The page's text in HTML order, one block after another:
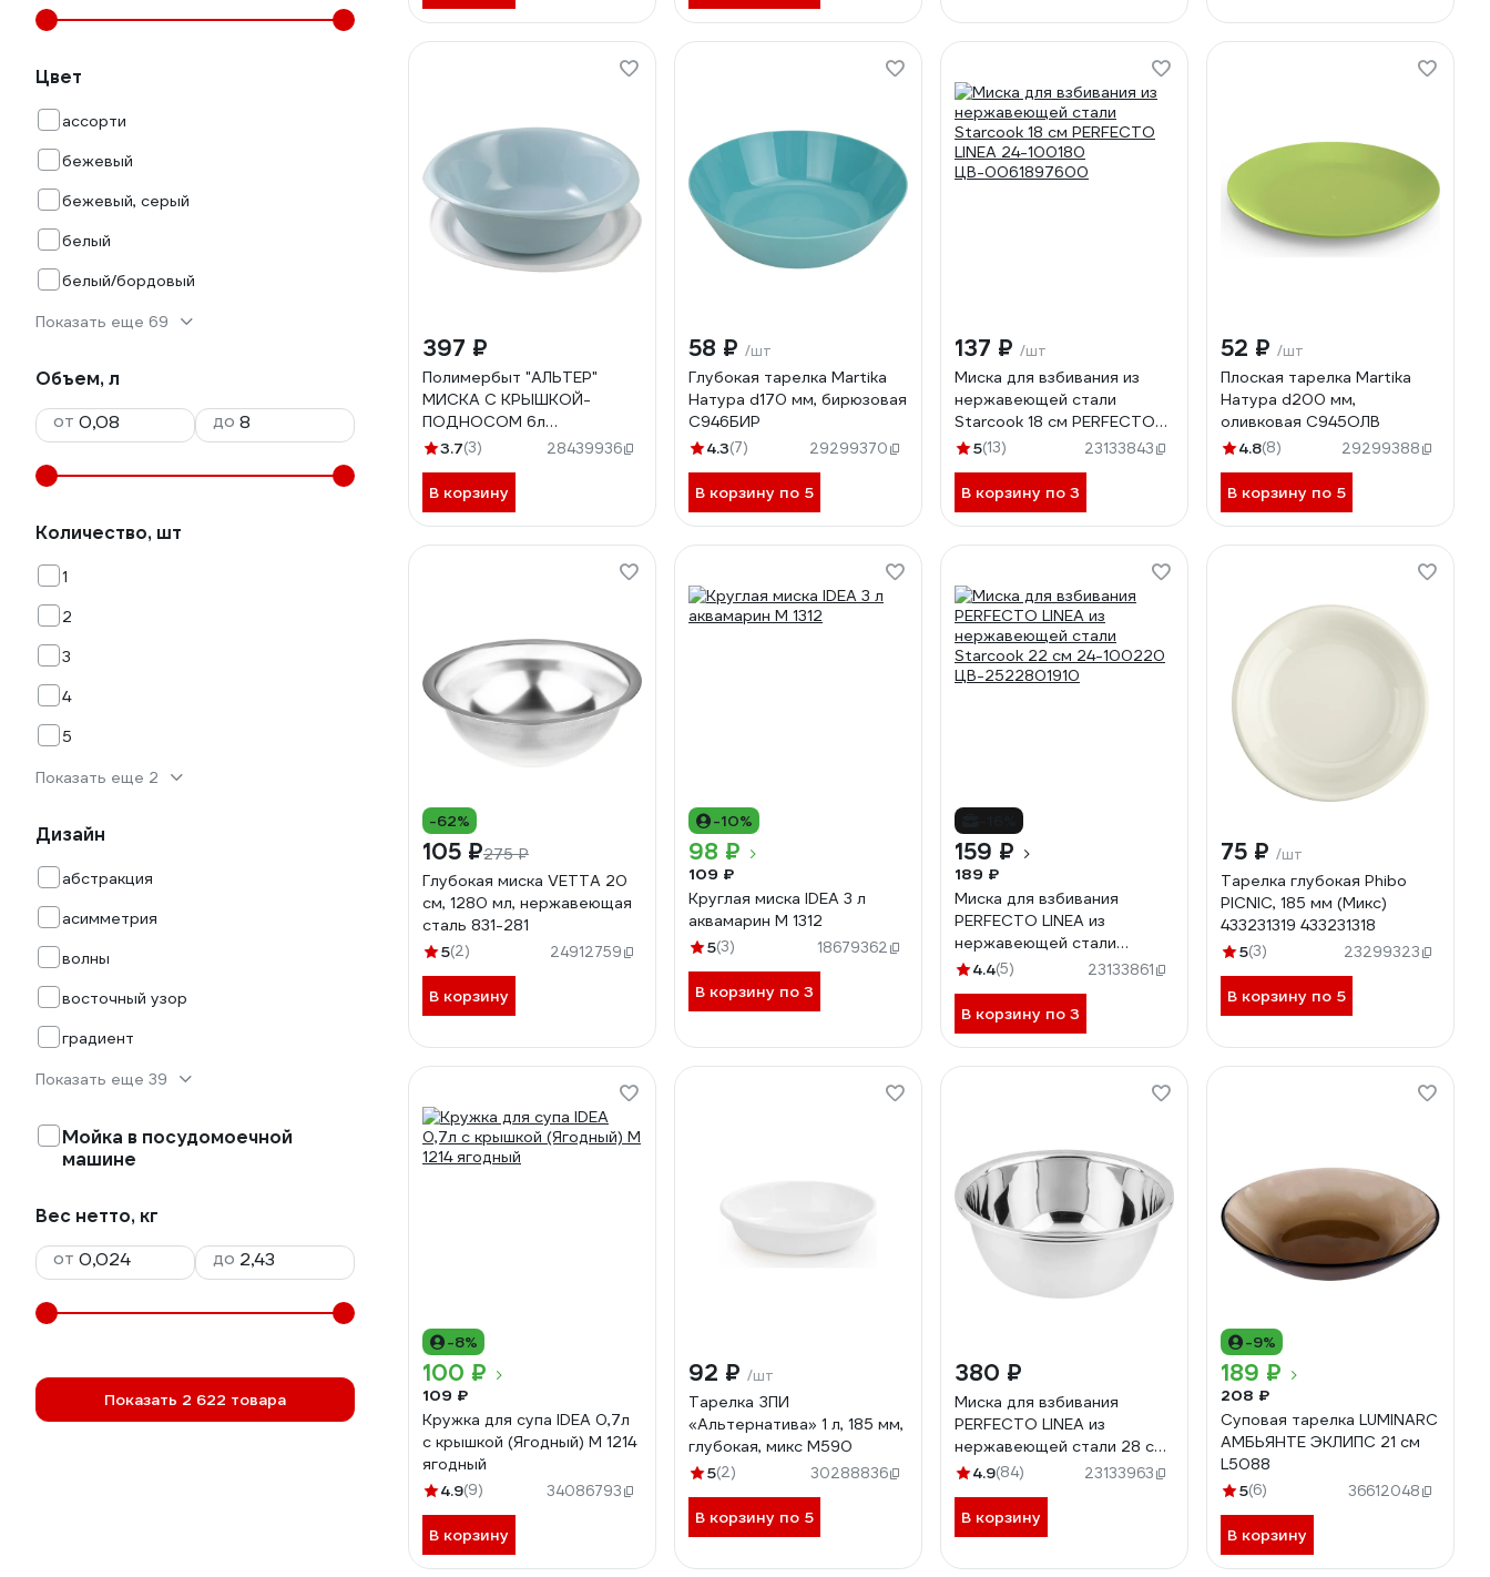
Цвет
ассорти
бежевый
бежевый, серый
белый
белый/бордовый
Показать еще 69
Объем, л
от
до
Количество, шт
1
2
3
4
5
Показать еще 2
Дизайн
абстракция
асимметрия
волны
восточный узор
градиент
Показать еще 39
Мойка в посудомоечной
машине
Вес нетто, кг
от
до
Показать 2 622 товара
397 ₽
Полимербыт "АЛЬТЕР"
МИСКА С КРЫШКОЙ-
ПОДНОСОМ 6л
ПОЛИМЕРБЫТ 433980100
3.7(3) 28439936
В корзину
58 ₽ /шт
Глубокая тарелка Martika
Натура d170 мм, бирюзовая
С946БИР
4.3(7) 29299370
В корзину по 5
137 ₽ /шт
Миска для взбивания из
нержавеющей стали
Starcook 18 см PERFECTO
LINEA 24-100180
5(13) 23133843
В корзину по 3
52 ₽ /шт
Плоская тарелка Martika
Натура d200 мм,
оливковая С945ОЛВ
4.8(8) 29299388
В корзину по 5
-62%
105 ₽275 ₽
Глубокая миска VETTA 20
см, 1280 мл, нержавеющая
сталь 831-281
5(2) 24912759
В корзину
-10%
98 ₽
109 ₽
Круглая миска IDEA 3 л
аквамарин М 1312
5(3) 18679362
В корзину по 3
159 ₽
189 ₽
Миска для взбивания
PERFECTO LINEA из
нержавеющей стали
Starcook 22 см 24-100220
4.4(5) 23133861
В корзину по 3
75 ₽ /шт
Тарелка глубокая Phibo
PICNIC, 185 мм (Микс)
433231319 433231318
5(3) 23299323
В корзину по 5
-8%
100 ₽
109 ₽
Кружка для супа IDEA 0,7л
с крышкой (Ягодный) М 1214
ягодный
4.9(9) 34086793
В корзину
92 ₽ /шт
Тарелка ЗПИ
«Альтернатива» 1 л, 185 мм,
глубокая, микс М590
5(2) 30288836
В корзину по 5
380 ₽
Миска для взбивания
PERFECTO LINEA из
нержавеющей стали 28 см
Chef 24-000280
4.9(84) 23133963
В корзину
-9%
189 ₽
208 ₽
Суповая тарелка LUMINARC
АМБЬЯНТЕ ЭКЛИПС 21 см
L5088
5(6) 36612048
В корзину